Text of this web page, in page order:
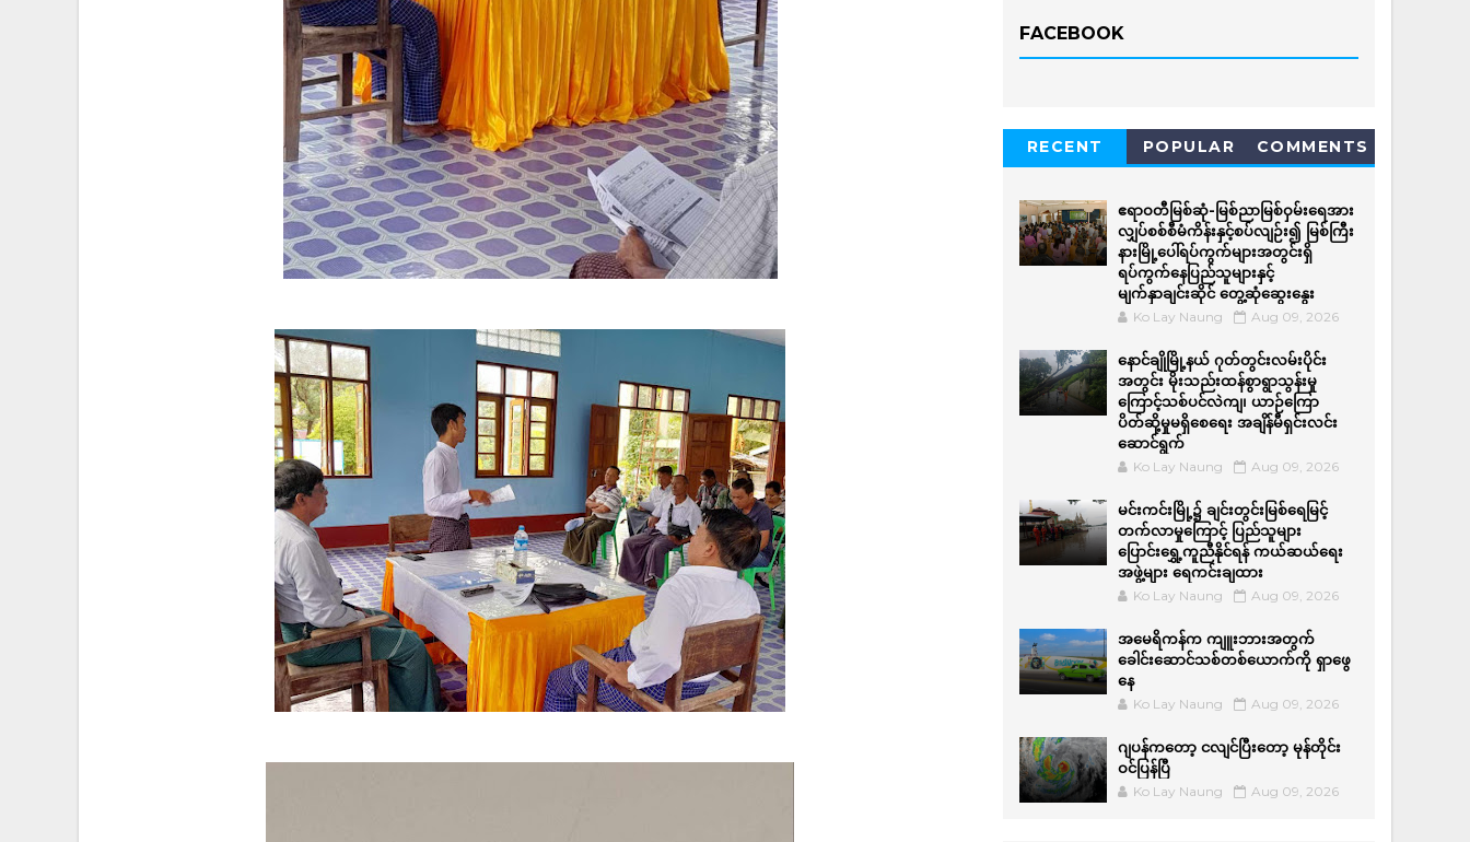
FACEBOOK
RECENT POPULAR COMMENTS
ဧရာဝတီမြစ်ဆုံ-မြစ်ညာမြစ်ဝှမ်းရေအား
လျှပ်စစ်စီမံကိန်းနှင့်စပ်လျဉ်း၍ မြစ်ကြီး
နားမြို့ပေါ်ရပ်ကွက်များအတွင်းရှိ
ရပ်ကွက်နေပြည်သူများနှင့်
မျက်နှာချင်းဆိုင် တွေ့ဆုံဆွေးနွေး
Ko Lay Naung Aug 09, 2026
နောင်ချိုမြို့နယ် ဂုတ်တွင်းလမ်းပိုင်း
အတွင်း မိုးသည်းထန်စွာရွာသွန်းမှု
ကြောင့်သစ်ပင်လဲကျ၊ ယာဉ်ကြော
ပိတ်ဆို့မှုမရှိစေရေး အချိန်မီရှင်းလင်း
ဆောင်ရွက်
Ko Lay Naung Aug 09, 2026
မင်းကင်းမြို့၌ ချင်းတွင်းမြစ်ရေမြင့်
တက်လာမှုကြောင့် ပြည်သူများ
ပြောင်းရွှေ့ကူညီနိုင်ရန် ကယ်ဆယ်ရေး
အဖွဲ့များ ရေကင်းချထား
Ko Lay Naung Aug 09, 2026
အမေရိကန်က ကျူးဘားအတွက်
ခေါင်းဆောင်သစ်တစ်ယောက်ကို ရှာဖွေ
နေ
Ko Lay Naung Aug 09, 2026
ဂျပန်ကတော့ ငလျင်ပြီးတော့ မုန်တိုင်း
ဝင်ပြန်ပြီ
Ko Lay Naung Aug 09, 2026